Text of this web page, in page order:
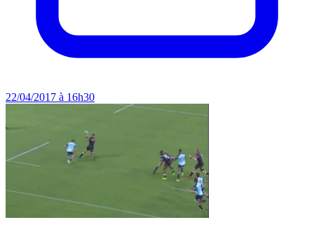
22/04/2017 à 16h30